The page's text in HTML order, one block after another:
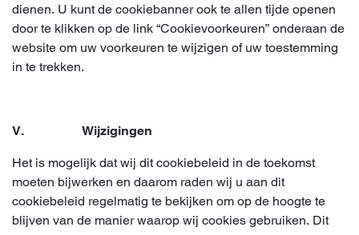
dienen. U kunt de cookiebanner ook te allen tijde openen
door te klikken op de link “Cookievoorkeuren” onderaan de
website om uw voorkeuren te wijzigen of uw toestemming
in te trekken.
V. Wijzigingen
Het is mogelijk dat wij dit cookiebeleid in de toekomst
moeten bijwerken en daarom raden wij u aan dit
cookiebeleid regelmatig te bekijken om op de hoogte te
blijven van de manier waarop wij cookies gebruiken. Dit